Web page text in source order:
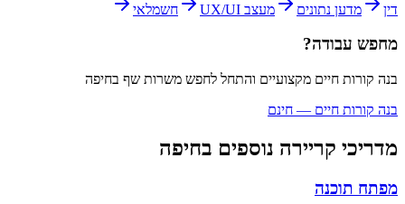
דין
מדען נתונים מעצב UX/UI חשמלאי
מחפש עבודה?
בנה קורות חיים מקצועיים והתחל לחפש משרות שף בחיפה
בנה קורות חיים — חינם
מדריכי קריירה נוספים בחיפה
מפתח תוכנה